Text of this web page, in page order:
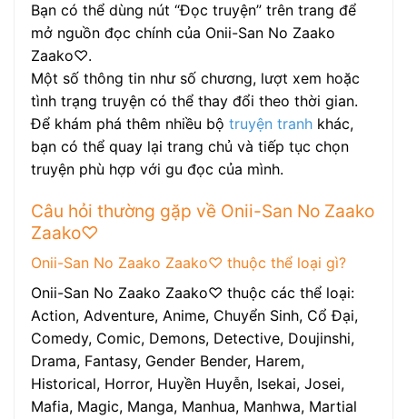
Bạn có thể dùng nút “Đọc truyện” trên trang để
mở nguồn đọc chính của Onii-San No Zaako
Zaako♡.
Một số thông tin như số chương, lượt xem hoặc
tình trạng truyện có thể thay đổi theo thời gian.
Để khám phá thêm nhiều bộ truyện tranh khác,
bạn có thể quay lại trang chủ và tiếp tục chọn
truyện phù hợp với gu đọc của mình.
Câu hỏi thường gặp về Onii-San No Zaako
Zaako♡
Onii-San No Zaako Zaako♡ thuộc thể loại gì?
Onii-San No Zaako Zaako♡ thuộc các thể loại:
Action, Adventure, Anime, Chuyển Sinh, Cổ Đại,
Comedy, Comic, Demons, Detective, Doujinshi,
Drama, Fantasy, Gender Bender, Harem,
Historical, Horror, Huyền Huyễn, Isekai, Josei,
Mafia, Magic, Manga, Manhua, Manhwa, Martial